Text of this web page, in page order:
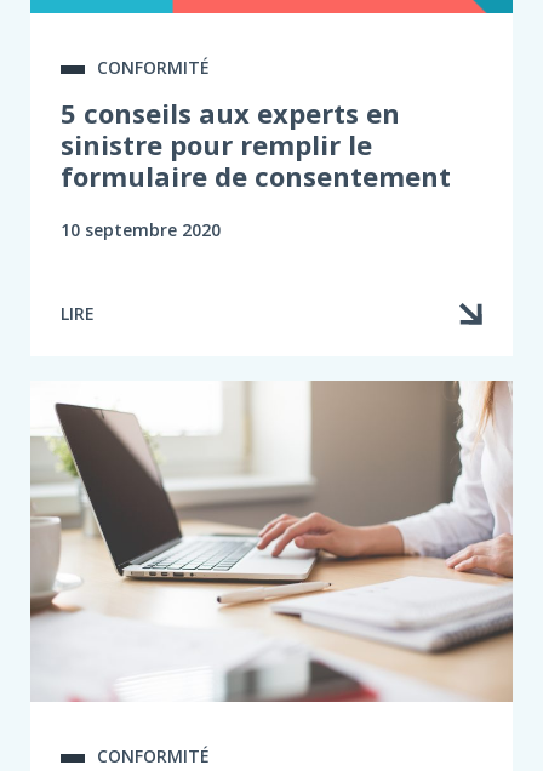
CONFORMITÉ
5 conseils aux experts en
sinistre pour remplir le
formulaire de consentement
10 septembre 2020
LIRE
CONFORMITÉ